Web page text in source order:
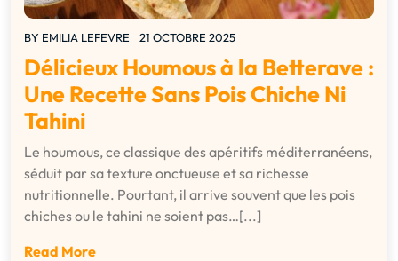
BY EMILIA LEFEVRE 21 OCTOBRE 2025
Délicieux Houmous à la Betterave :
Une Recette Sans Pois Chiche Ni
Tahini
Le houmous, ce classique des apéritifs méditerranéens,
séduit par sa texture onctueuse et sa richesse
nutritionnelle. Pourtant, il arrive souvent que les pois
chiches ou le tahini ne soient pas…[...]
Read More